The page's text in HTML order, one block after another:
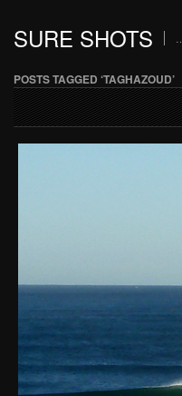
SURE SHOTS
POSTS TAGGED ‘TAGHAZOUD’